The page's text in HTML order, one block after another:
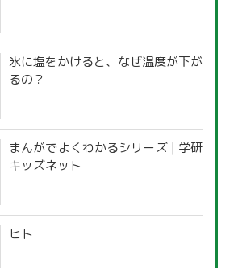
氷に塩をかけると、なぜ温度が下が
るの？
まんがでよくわかるシリーズ | 学研
キッズネット
ヒト